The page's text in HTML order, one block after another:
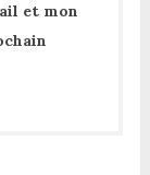
et mon